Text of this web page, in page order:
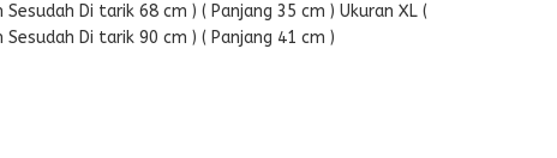
Di tarik 68 cm ) ( Panjang 35 cm ) Ukuran XL (
Di tarik 90 cm ) ( Panjang 41 cm )